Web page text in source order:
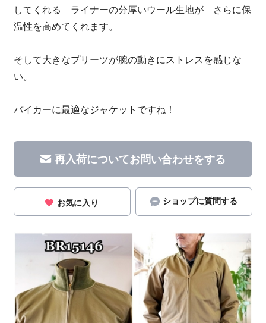
してくれる ライナーの分厚いウール生地が さらに保
温性を高めてくれます。
そして大きなプリーツが腕の動きにストレスを感じな
い。
バイカーに最適なジャケットですね！
再入荷についてお問い合わせをする
お気に入り ショップに質問する